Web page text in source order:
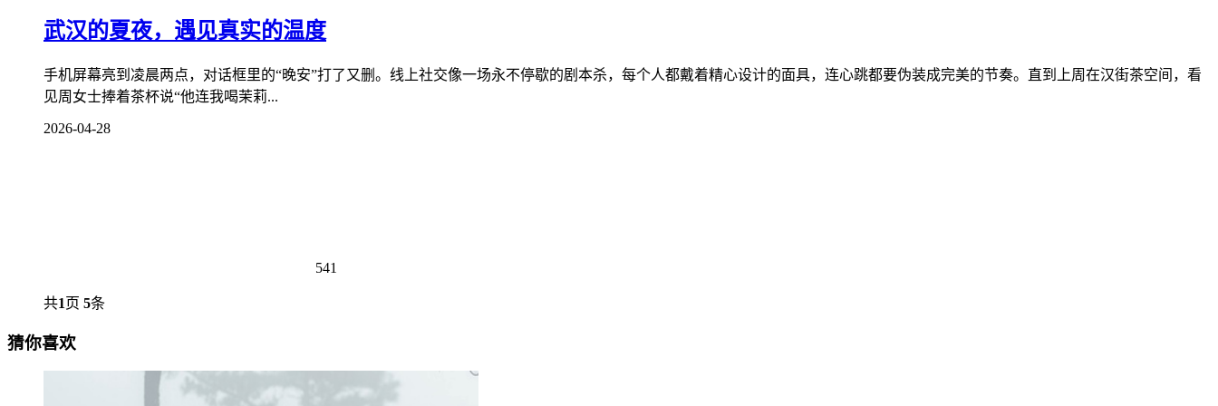
武汉的夏夜，遇见真实的温度
手机屏幕亮到凌晨两点，对话框里的“晚安”打了又删。线上社交像一场永不停歇的剧本杀，每个人都戴着精心设计的面具，连心跳都要伪装成完美的节奏。直到上周在汉街茶空间，看
见周女士捧着茶杯说“他连我喝茉莉...
2026-04-28
541
共1页 5条
猜你喜欢